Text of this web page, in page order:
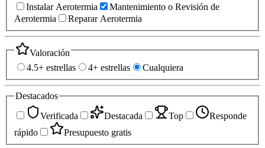
Instalar Aerotermia
Mantenimiento o Revisión de
Aerotermia
Reparar Aerotermia
Valoración
4.5+ estrellas
4+ estrellas Cualquiera
Destacados
Verificada
Destacada Top
Responde
rápido
Presupuesto gratis